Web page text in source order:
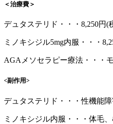
＜治療費＞
デュタステリド・・・8,250円(
ミノキシジル5mg内服・・・
AGAメソセラピー療法・・・
<副作用>
デュタステリド・・・性機能
ミノキシジル内服・・・体毛